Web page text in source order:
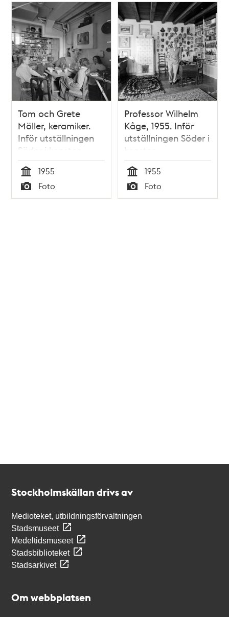
Tom och Grete
Möller, keramiker.
Inför utställningen
Söder i konsten
Tid
1955
Typ
Foto
Professor Wilhelm
Kåge, 1955. Inför
utställningen Söder i
konsten
Tid
1955
Typ
Foto
Stockholmskällan drivs av
Medioteket, utbildningsförvaltningen
Stadsmuseet
Medeltidsmuseet
Stadsbiblioteket
Stadsarkivet
Om webbplatsen